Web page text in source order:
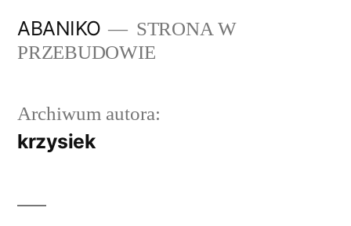
ABANIKO
STRONA W
PRZEBUDOWIE
Archiwum autora:
krzysiek